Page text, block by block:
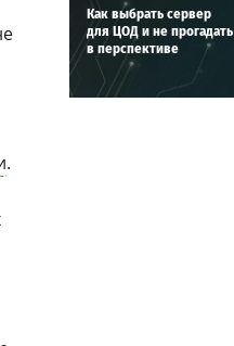
.
Как выбрать сервер
для ЦОД и не прогадать
в перспективе